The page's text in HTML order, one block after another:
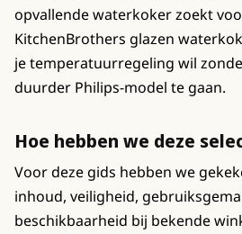
opvallende waterkoker zoekt
KitchenBrothers glazen
je temperatuurregeling wil
duurder Philips-model te gaan.
Hoe hebben we deze
Voor deze gids hebben we
inhoud, veiligheid,
beschikbaarheid bij bekende